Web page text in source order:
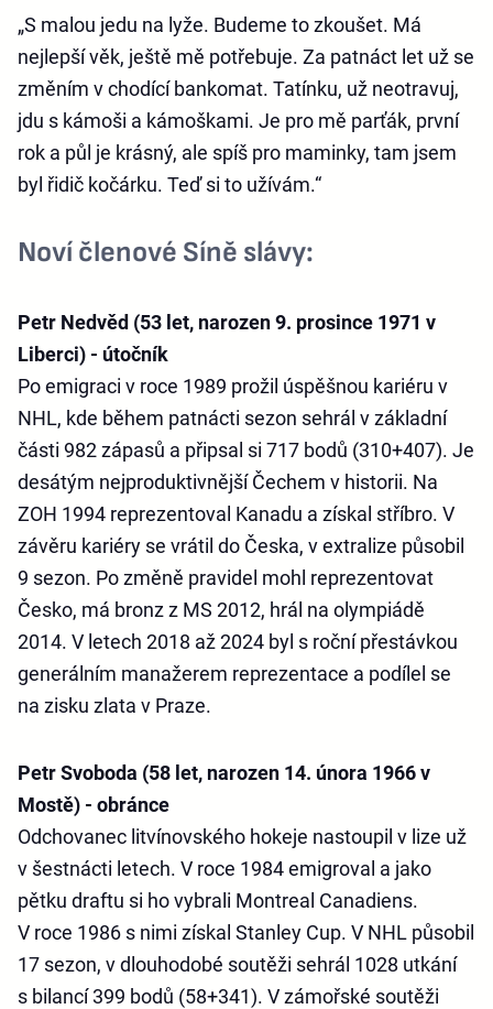
„S malou jedu na lyže. Budeme to zkoušet. Má
nejlepší věk, ještě mě potřebuje. Za patnáct let už se
změním v chodící bankomat. Tatínku, už neotravuj,
jdu s kámoši a kámoškami. Je pro mě parťák, první
rok a půl je krásný, ale spíš pro maminky, tam jsem
byl řidič kočárku. Teď si to užívám.“
Noví členové Síně slávy:
Petr Nedvěd (53 let, narozen 9. prosince 1971 v
Liberci) - útočník
Po emigraci v roce 1989 prožil úspěšnou kariéru v
NHL, kde během patnácti sezon sehrál v základní
části 982 zápasů a připsal si 717 bodů (310+407). Je
desátým nejproduktivnější Čechem v historii. Na
ZOH 1994 reprezentoval Kanadu a získal stříbro. V
závěru kariéry se vrátil do Česka, v extralize působil
9 sezon. Po změně pravidel mohl reprezentovat
Česko, má bronz z MS 2012, hrál na olympiádě
2014. V letech 2018 až 2024 byl s roční přestávkou
generálním manažerem reprezentace a podílel se
na zisku zlata v Praze.
Petr Svoboda (58 let, narozen 14. února 1966 v
Mostě) - obránce
Odchovanec litvínovského hokeje nastoupil v lize už
v šestnácti letech. V roce 1984 emigroval a jako
pětku draftu si ho vybrali Montreal Canadiens.
V roce 1986 s nimi získal Stanley Cup. V NHL působil
17 sezon, v dlouhodobé soutěži sehrál 1028 utkání
s bilancí 399 bodů (58+341). V zámořské soutěži